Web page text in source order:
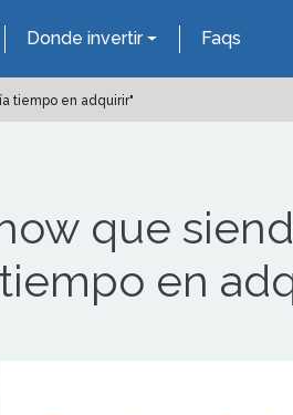
Donde invertir Faqs
tiempo en adquirir"
que
en